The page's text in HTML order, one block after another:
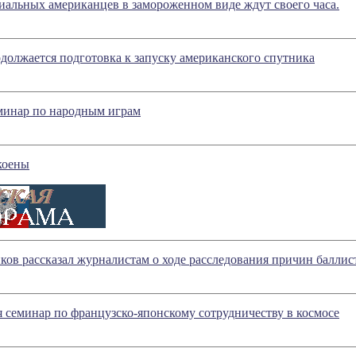
американцев в замороженном виде ждут своего часа.
подготовка к запуску американского спутника
по народным играм
рассказал журналистам о ходе расследования причин
по французско-японскому сотрудничеству в космосе